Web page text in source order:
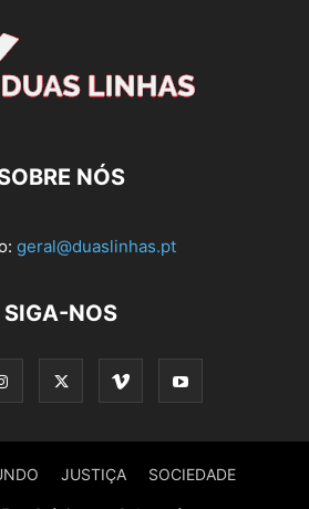
NÓS
geral@duaslinhas.pt
SIGA-NOS
JUSTIÇA SOCIEDADE